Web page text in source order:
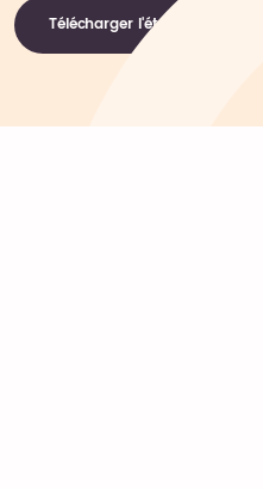
Télécharger l'étude